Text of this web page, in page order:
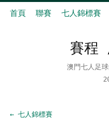
首頁 聯賽 七人錦標賽
賽程
澳門七人足
← 七人錦標賽